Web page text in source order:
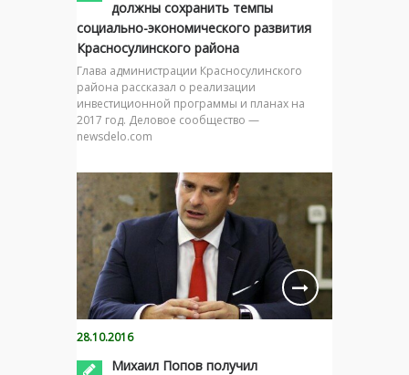
должны сохранить темпы
социально-экономического развития
Красносулинского района
Глава администрации Красносулинского
района рассказал о реализации
инвестиционной программы и планах на
2017 год. Деловое сообщество —
newsdelo.com
28.10.2016
Михаил Попов получил